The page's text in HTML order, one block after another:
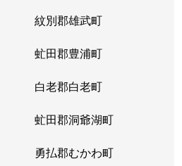
紋別郡雄武町
虻田郡豊浦町
白老郡白老町
虻田郡洞爺湖町
勇払郡むかわ町